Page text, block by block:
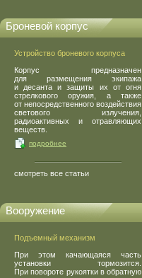
Броневой корпус
Устройство броневого корпуса
Корпус предназначен
для размещения экипажа
и десанта и защиты их от огня
стрелкового оружия, а также
от непосредственного воздействия
светового излучения,
радиоактивных и отравляющих
веществ.
подробнее
смотреть все статьи
Вооружение
Подъемный механизм
При этом качающаяся часть
установки тормозится.
При повороте рукоятки в обратную